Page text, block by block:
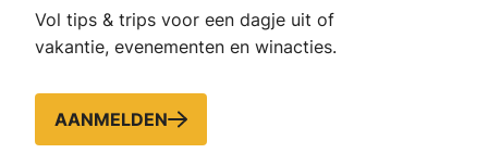
Vol tips & trips voor een dagje uit of
vakantie, evenementen en winacties.
AANMELDEN